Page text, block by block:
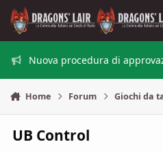
Vai al contenuto
Nuova procedura di
Home Forum Giochi da
UB Control